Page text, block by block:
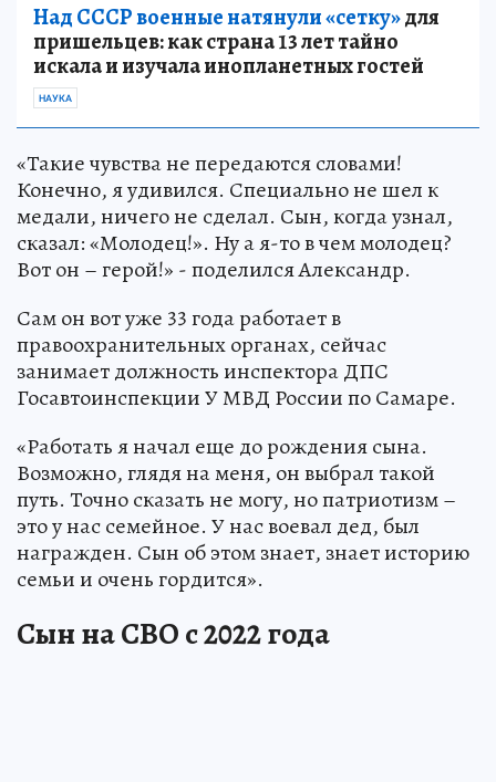
Над СССР военные натянули «сетку»для
пришельцев: как страна 13 лет тайно
искала и изучала инопланетных гостей
НАУКА
«Такие чувства не передаются словами!
Конечно, я удивился. Специально не шел к
медали, ничего не сделал. Сын, когда узнал,
сказал: «Молодец!». Ну а я-то в чем молодец?
Вот он – герой!» - поделился Александр.
Сам он вот уже 33 года работает в
правоохранительных органах, сейчас
занимает должность инспектора ДПС
Госавтоинспекции У МВД России по Самаре.
«Работать я начал еще до рождения сына.
Возможно, глядя на меня, он выбрал такой
путь. Точно сказать не могу, но патриотизм –
это у нас семейное. У нас воевал дед, был
награжден. Сын об этом знает, знает историю
семьи и очень гордится».
Сын на СВО с 2022 года